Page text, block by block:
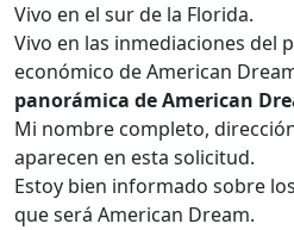
Vivo en el sur de la Florida.
Vivo en las inmediaciones del
económico de American
panorámica de American
Mi nombre completo,
aparecen en esta solicitud.
Estoy bien informado sobre
que será American Dream.